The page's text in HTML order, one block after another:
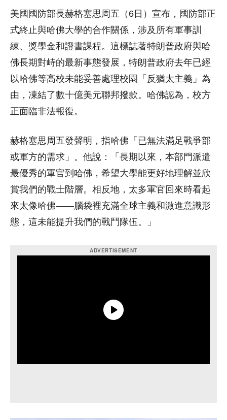
美國國防部長赫格塞思周五（6日）宣布，國防部正
式終止與哈佛大學的合作關係，涉及所有軍事訓
練、獎學金和證書課程。這標誌著特朗普政府與哈
佛長期對峙的最新事態發展，特朗普政府去年已經
以哈佛等高校未能妥善處理校園「反猶太主義」為
由，凍結了數十億美元聯邦撥款。哈佛認為，校方
正面臨非法報復。
赫格塞思周五發聲明，指哈佛「已無法滿足戰爭部
或軍方的需求」。他說：「長期以來，本部門派遣
最優秀的軍官到哈佛，希望大學能更好地理解並欣
賞我們的戰士階層。相反地，太多軍官回來時看起
來太像哈佛——腦袋裡充滿全球主義和激進意識形
態，這未能提升我們的戰鬥隊伍。」